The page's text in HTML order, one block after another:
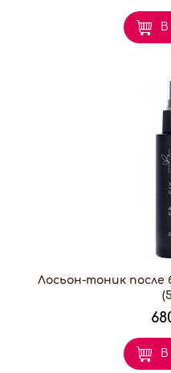
В
Лосьон-тоник после
В